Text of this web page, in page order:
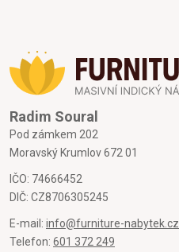
Radim Soural
Pod zámkem 202
Moravský Krumlov 672 01
IČO: 74666452
DIČ: CZ8706305245
E-mail: info@furniture-nabytek.cz
Telefon: 601 372 249